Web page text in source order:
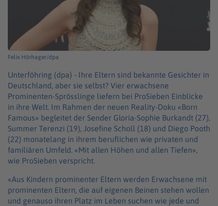
Felix Hörhager/dpa
Unterföhring (dpa) - Ihre Eltern sind bekannte Gesichter in
Deutschland, aber sie selbst? Vier erwachsene
Prominenten-Sprösslinge liefern bei ProSieben Einblicke
in ihre Welt. Im Rahmen der neuen Reality-Doku «Born
Famous» begleitet der Sender Gloria-Sophie Burkandt (27),
Summer Terenzi (19), Josefine Scholl (18) und Diego Pooth
(22) monatelang in ihrem beruflichen wie privaten und
familiären Umfeld. «Mit allen Höhen und allen Tiefen»,
wie ProSieben verspricht.
«Aus Kindern prominenter Eltern werden Erwachsene mit
prominenten Eltern, die auf eigenen Beinen stehen wollen
und genauso ihren Platz im Leben suchen wie jede und